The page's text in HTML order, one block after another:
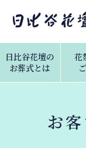
日比谷花壇の
お葬式とは
花
お